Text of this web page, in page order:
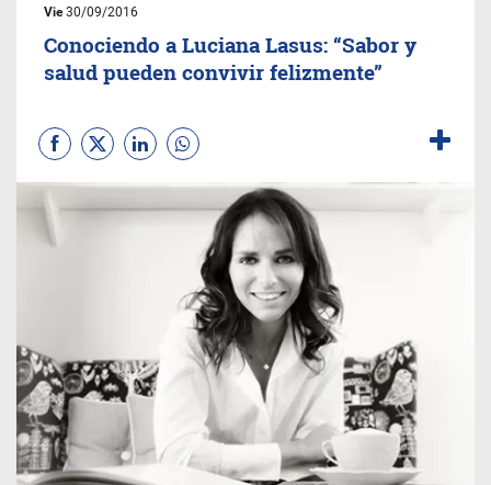
Vie30/09/2016
Conociendo a Luciana Lasus: “Sabor y
salud pueden convivir felizmente”